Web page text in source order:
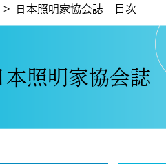
日本照明家協会誌 目次
本照明家協会